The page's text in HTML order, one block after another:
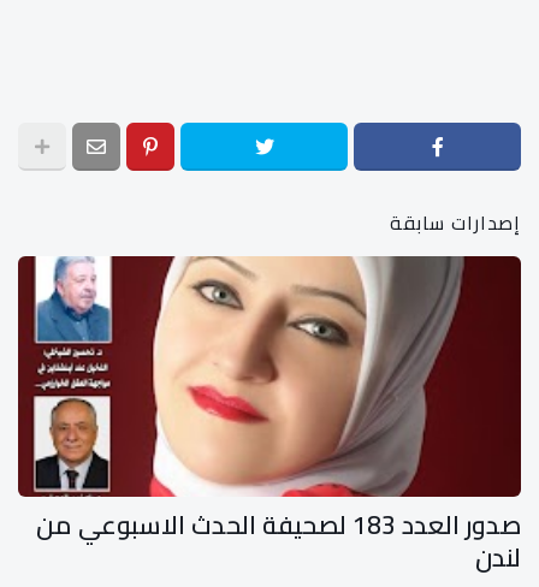
إصدارات سابقة
صدور العدد 183 لصحيفة الحدث الاسبوعي من
لندن